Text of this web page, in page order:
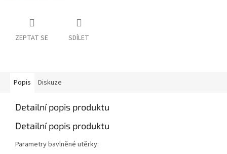
ZEPTAT SE SDÍLET
Popis Diskuze
Detailní popis produktu
Detailní popis produktu
Parametry bavlněné utěrky: